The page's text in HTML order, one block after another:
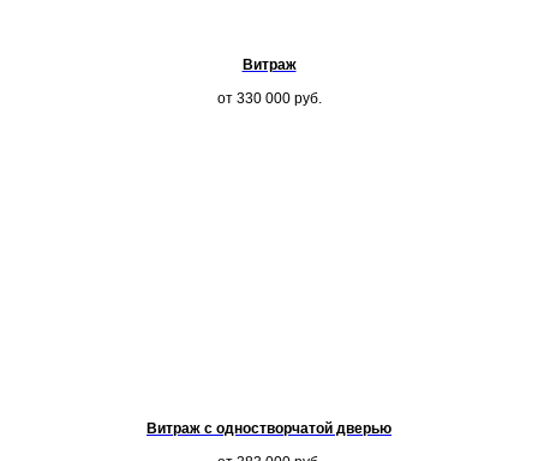
Витраж
от 330 000 руб.
Витраж с одностворчатой дверью